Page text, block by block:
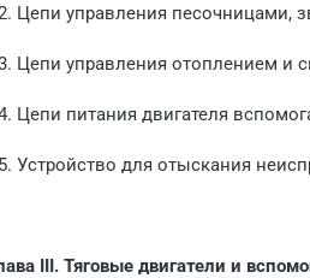
Цепи управления песочницами,
Цепи управления отоплением и
Цепи питания двигателя
Устройство для отыскания
III. Тяговые двигатели и